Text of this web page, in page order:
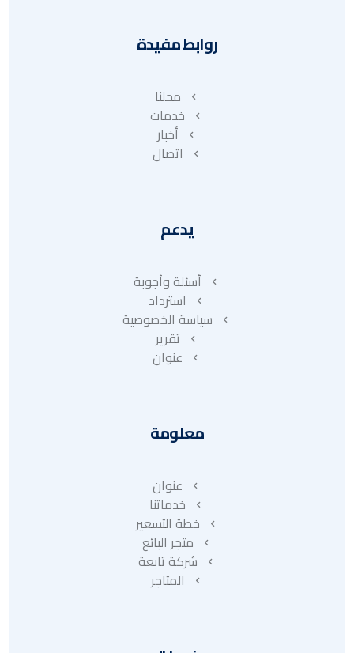
روابط مفيدة
محلنا
خدمات
أخبار
اتصال
يدعم
أسئلة وأجوبة
استرداد
سياسة الخصوصية
تقرير
عنوان
معلومة
عنوان
خدماتنا
خطة التسعير
متجر البائع
شركة تابعة
المتاجر